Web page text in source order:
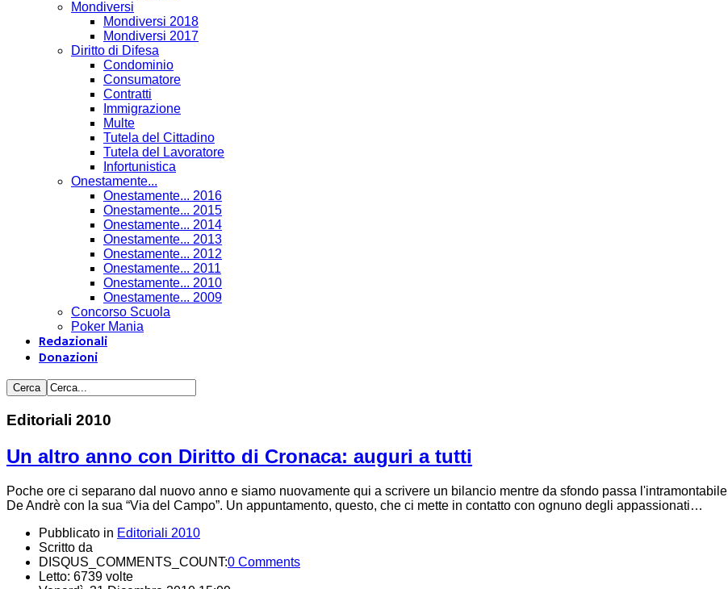
Mondiversi
Mondiversi 2018
Mondiversi 2017
Diritto di Difesa
Condominio
Consumatore
Contratti
Immigrazione
Multe
Tutela del Cittadino
Tutela del Lavoratore
Infortunistica
Onestamente...
Onestamente... 2016
Onestamente... 2015
Onestamente... 2014
Onestamente... 2013
Onestamente... 2012
Onestamente... 2011
Onestamente... 2010
Onestamente... 2009
Concorso Scuola
Poker Mania
Redazionali
Donazioni
Editoriali 2010
Un altro anno con Diritto di Cronaca: auguri a tutti
Poche ore ci separano dal nuovo anno e siamo nuovamente qui a scrivere un bilancio mentre da sfondo passa l'intramontabile
De Andrè con la sua “Via del Campo”. Un appuntamento, questo, che ci mette in contatto con ognuno degli appassionati…
Pubblicato in Editoriali 2010
Scritto da
DISQUS_COMMENTS_COUNT:0 Comments
Letto: 6739 volte